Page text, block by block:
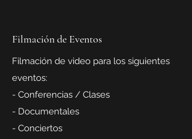
Filmación de Eventos
Filmación de video para los siguientes
eventos:
- Conferencias / Clases
- Documentales
- Conciertos